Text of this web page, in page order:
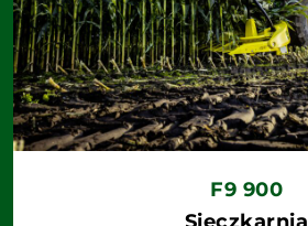
F9 900